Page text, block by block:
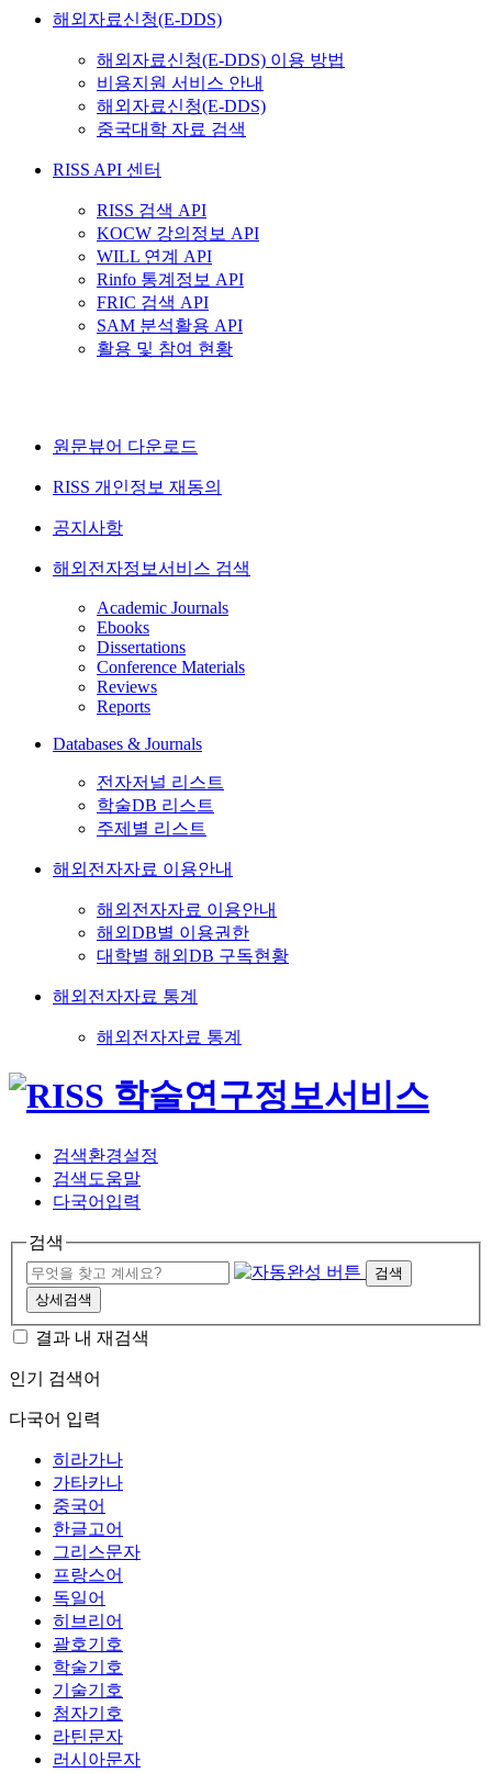
해외자료신청(E-DDS)
해외자료신청(E-DDS) 이용 방법
비용지원 서비스 안내
해외자료신청(E-DDS)
중국대학 자료 검색
RISS API 센터
RISS 검색 API
KOCW 강의정보 API
WILL 연계 API
Rinfo 통계정보 API
FRIC 검색 API
SAM 분석활용 API
활용 및 참여 현황
원문뷰어 다운로드
RISS 개인정보 재동의
공지사항
해외전자정보서비스 검색
Academic Journals
Ebooks
Dissertations
Conference Materials
Reviews
Reports
Databases & Journals
전자저널 리스트
학술DB 리스트
주제별 리스트
해외전자자료 이용안내
해외전자자료 이용안내
해외DB별 이용권한
대학별 해외DB 구독현황
해외전자자료 통계
해외전자자료 통계
검색환경설정
검색도움말
다국어입력
검색
검색
상세검색
결과 내 재검색
인기 검색어
다국어 입력
히라가나
가타카나
중국어
한글고어
그리스문자
프랑스어
독일어
히브리어
괄호기호
학술기호
기술기호
첨자기호
라틴문자
러시아문자